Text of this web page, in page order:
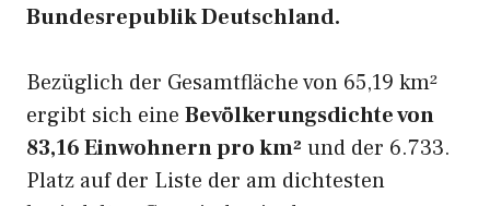
Bundesrepublik Deutschland.
Bezüglich der Gesamtfläche von 65,19 km²
ergibt sich eine Bevölkerungsdichte von
83,16 Einwohnern pro km² und der 6.733.
Platz auf der Liste der am dichtesten